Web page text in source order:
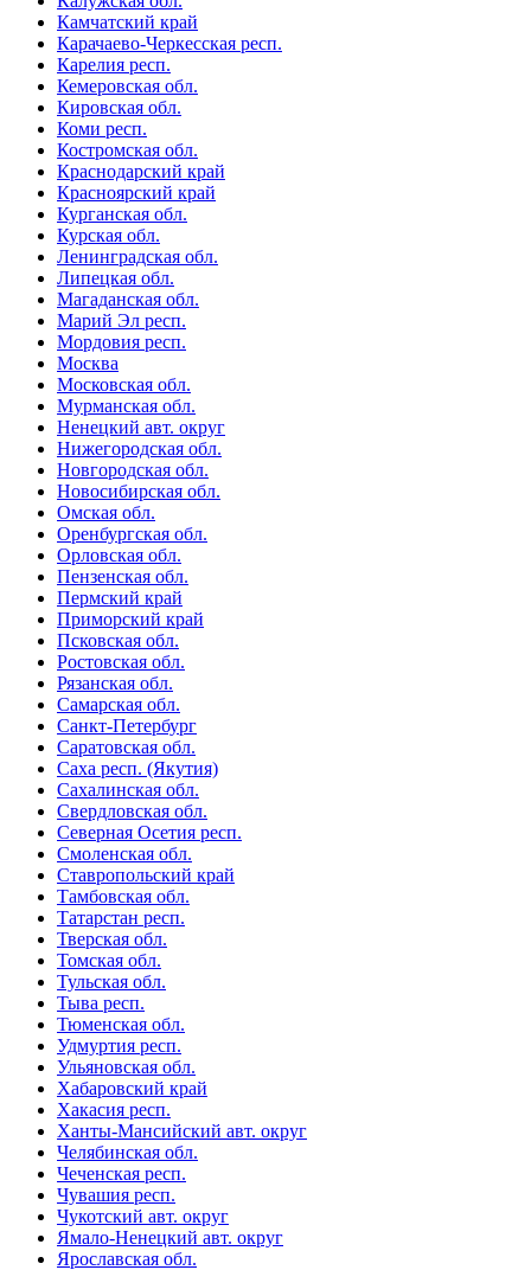
Камчатский край
Карачаево-Черкесская респ.
Карелия респ.
Кемеровская обл.
Кировская обл.
Коми респ.
Костромская обл.
Краснодарский край
Красноярский край
Курганская обл.
Курская обл.
Ленинградская обл.
Липецкая обл.
Магаданская обл.
Марий Эл респ.
Мордовия респ.
Москва
Московская обл.
Мурманская обл.
Ненецкий авт. округ
Нижегородская обл.
Новгородская обл.
Новосибирская обл.
Омская обл.
Оренбургская обл.
Орловская обл.
Пензенская обл.
Пермский край
Приморский край
Псковская обл.
Ростовская обл.
Рязанская обл.
Самарская обл.
Санкт-Петербург
Саратовская обл.
Саха респ. (Якутия)
Сахалинская обл.
Свердловская обл.
Северная Осетия респ.
Смоленская обл.
Ставропольский край
Тамбовская обл.
Татарстан респ.
Тверская обл.
Томская обл.
Тульская обл.
Тыва респ.
Тюменская обл.
Удмуртия респ.
Ульяновская обл.
Хабаровский край
Хакасия респ.
Ханты-Мансийский авт. округ
Челябинская обл.
Чеченская респ.
Чувашия респ.
Чукотский авт. округ
Ямало-Ненецкий авт. округ
Ярославская обл.